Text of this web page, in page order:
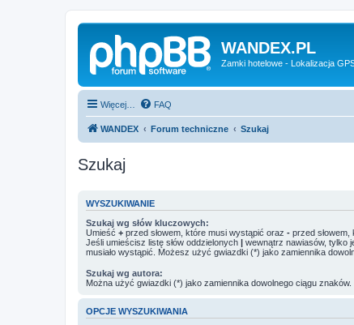
WANDEX.PL
Zamki hotelowe - Lokalizacja
Więcej… FAQ
WANDEX Forum techniczne Szukaj
Szukaj
WYSZUKIWANIE
Szukaj wg słów kluczowych:
Umieść + przed słowem, które musi wystąpić oraz - przed słowem,
Jeśli umieścisz listę słów oddzielonych | wewnątrz nawiasów, tylko
musiało wystąpić. Możesz użyć gwiazdki (*) jako zamiennika
Szukaj wg autora:
Można użyć gwiazdki (*) jako zamiennika dowolnego ciągu znaków.
OPCJE WYSZUKIWANIA